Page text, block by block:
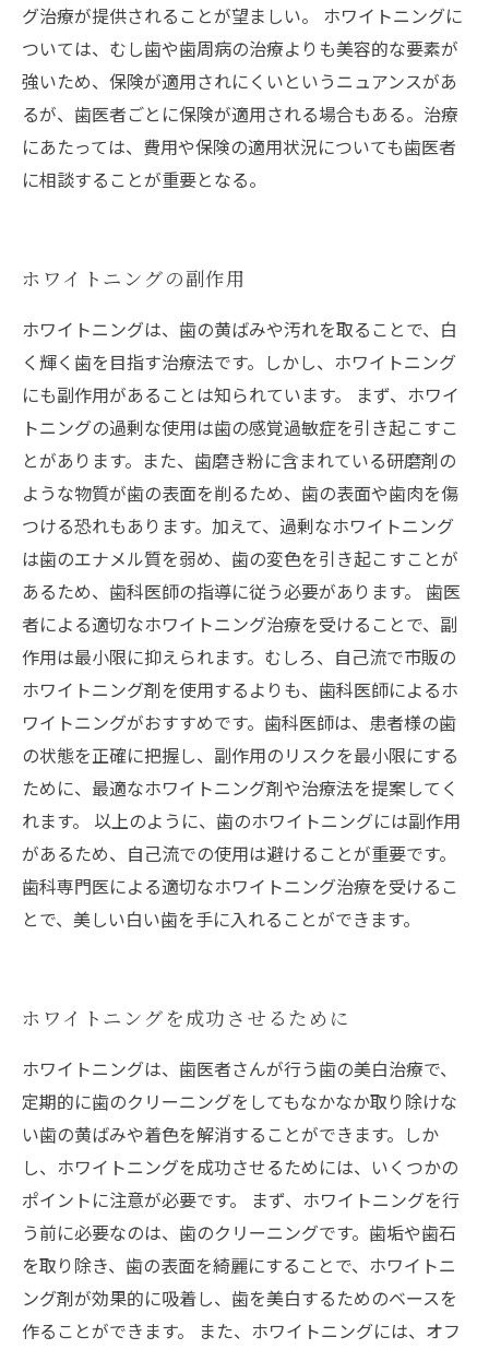
グ治療が提供されることが望ましい。 ホワイトニングに
ついては、むし歯や歯周病の治療よりも美容的な要素が
強いため、保険が適用されにくいというニュアンスがあ
るが、歯医者ごとに保険が適用される場合もある。治療
にあたっては、費用や保険の適用状況についても歯医者
に相談することが重要となる。
ホワイトニングの副作用
ホワイトニングは、歯の黄ばみや汚れを取ることで、白
く輝く歯を目指す治療法です。しかし、ホワイトニング
にも副作用があることは知られています。 まず、ホワイ
トニングの過剰な使用は歯の感覚過敏症を引き起こすこ
とがあります。また、歯磨き粉に含まれている研磨剤の
ような物質が歯の表面を削るため、歯の表面や歯肉を傷
つける恐れもあります。加えて、過剰なホワイトニング
は歯のエナメル質を弱め、歯の変色を引き起こすことが
あるため、歯科医師の指導に従う必要があります。 歯医
者による適切なホワイトニング治療を受けることで、副
作用は最小限に抑えられます。むしろ、自己流で市販の
ホワイトニング剤を使用するよりも、歯科医師によるホ
ワイトニングがおすすめです。歯科医師は、患者様の歯
の状態を正確に把握し、副作用のリスクを最小限にする
ために、最適なホワイトニング剤や治療法を提案してく
れます。 以上のように、歯のホワイトニングには副作用
があるため、自己流での使用は避けることが重要です。
歯科専門医による適切なホワイトニング治療を受けるこ
とで、美しい白い歯を手に入れることができます。
ホワイトニングを成功させるために
ホワイトニングは、歯医者さんが行う歯の美白治療で、
定期的に歯のクリーニングをしてもなかなか取り除けな
い歯の黄ばみや着色を解消することができます。しか
し、ホワイトニングを成功させるためには、いくつかの
ポイントに注意が必要です。 まず、ホワイトニングを行
う前に必要なのは、歯のクリーニングです。歯垢や歯石
を取り除き、歯の表面を綺麗にすることで、ホワイトニ
ング剤が効果的に吸着し、歯を美白するためのベースを
作ることができます。 また、ホワイトニングには、オフ